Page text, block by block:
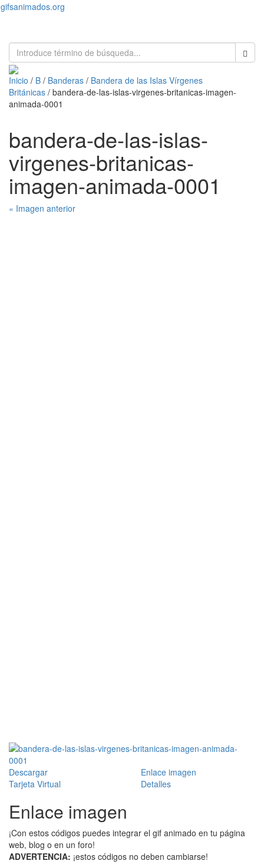
gifsanimados.org
Inicio / B / Banderas / Bandera de las Islas Vírgenes
Británicas / bandera-de-las-islas-virgenes-britanicas-imagen-
animada-0001
bandera-de-las-islas-
virgenes-britanicas-
imagen-animada-0001
« Imagen anterior
Descargar
Enlace imagen
Tarjeta Virtual
Detalles
Enlace imagen
¡Con estos códigos puedes integrar el gif animado en tu página
web, blog o en un foro!
ADVERTENCIA: ¡estos códigos no deben cambiarse!